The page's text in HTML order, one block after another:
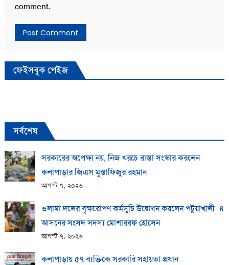
comment.
ফেইসবুক পেইজ
সর্বশেষ
সরকারের অপেক্ষা নয়, নিজ খরচে রাস্তা সংস্কার করলেন
কলাপাড়ার জিএস মুস্তাফিজুর রহমান
আগস্ট ৭, ২০২৬
ওলামা দলের বৃক্ষরোপণ কর্মসূচি উদ্বোধন করলেন পটুয়াখালী -৪
আসনের সংসদ সদস্য মোশাররফ হোসেন
আগস্ট ৭, ২০২৬
কলাপাড়ায় ​৫৭ ব্যক্তিকে সরকারি সহায়তা প্রধান